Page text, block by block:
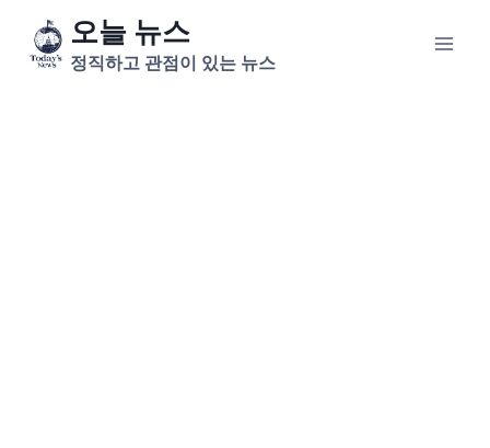
오늘 뉴스
정직하고 관점이 있는 뉴스